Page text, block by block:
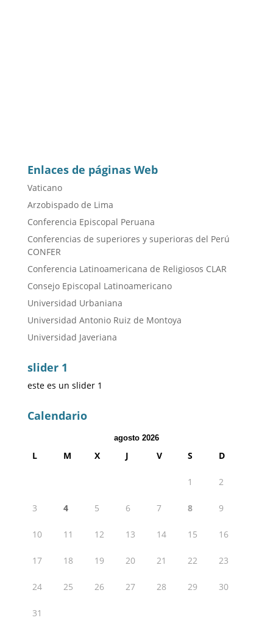
Enlaces de páginas Web
Vaticano
Arzobispado de Lima
Conferencia Episcopal Peruana
Conferencias de superiores y superioras del Perú
CONFER
Conferencia Latinoamericana de Religiosos CLAR
Consejo Episcopal Latinoamericano
Universidad Urbaniana
Universidad Antonio Ruiz de Montoya
Universidad Javeriana
slider 1
este es un slider 1
Calendario
agosto 2026
L M X J V S D
1 2
3 4 5 6 7 8 9
10 11 12 13 14 15 16
17 18 19 20 21 22 23
24 25 26 27 28 29 30
31